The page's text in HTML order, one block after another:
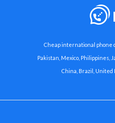
Cheap international phone
Pakistan, Mexico, Philippines,
China, Brazil, United